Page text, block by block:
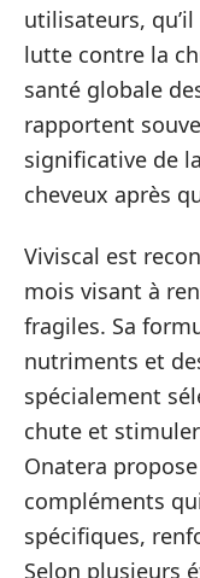
utilisateurs, qu’il
lutte contre la
santé globale
rapportent
significative de
cheveux après
Viviscal est
mois visant à
fragiles. Sa
nutriments et
spécialement
chute et
Onatera
compléments
spécifiques,
Selon plusieurs